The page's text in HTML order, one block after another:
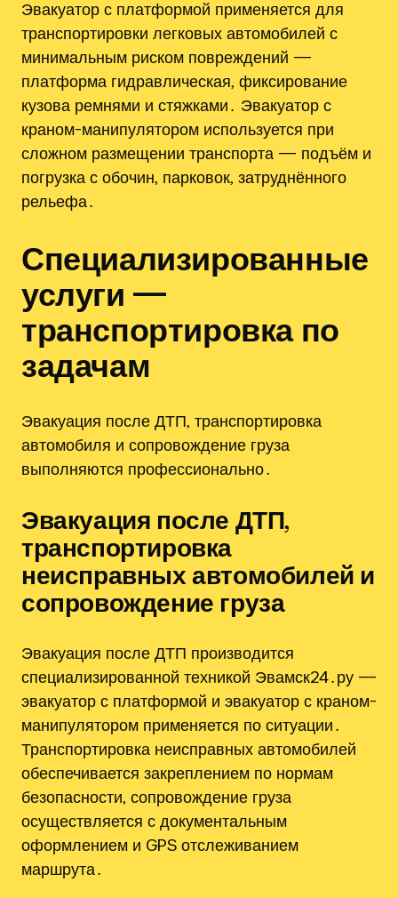
Эвакуатор с платформой применяется для
транспортировки легковых автомобилей с
минимальным риском повреждений —
платформа гидравлическая‚ фиксирование
кузова ремнями и стяжками․ Эвакуатор с
краном-манипулятором используется при
сложном размещении транспорта — подъём и
погрузка с обочин‚ парковок‚ затруднённого
рельефа․
Специализированные
услуги —
транспортировка по
задачам
Эвакуация после ДТП‚ транспортировка
автомобиля и сопровождение груза
выполняются профессионально․
Эвакуация после ДТП‚
транспортировка
неисправных автомобилей и
сопровождение груза
Эвакуация после ДТП производится
специализированной техникой Эвамск24․ру —
эвакуатор с платформой и эвакуатор с краном-
манипулятором применяется по ситуации․
Транспортировка неисправных автомобилей
обеспечивается закреплением по нормам
безопасности‚ сопровождение груза
осуществляется с документальным
оформлением и GPS отслеживанием
маршрута․